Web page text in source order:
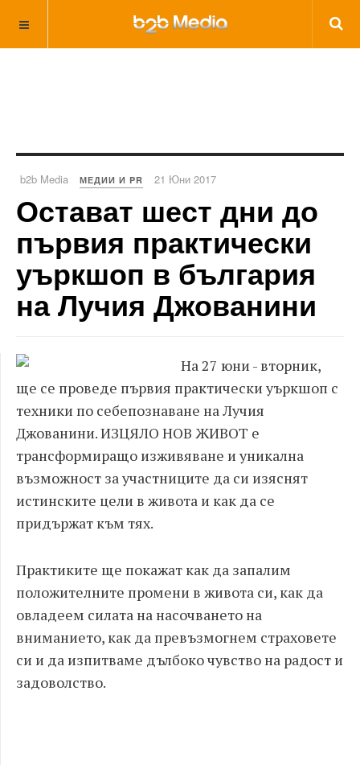
b2b Media МЕДИИ И PR 21 Юни 2017
Остават шест дни до
първия практически
уъркшоп в българия
на Лучия Джованини
На 27 юни - вторник,
ще се проведе първия практически уъркшоп с
техники по себепознаване на Лучия
Джованини. ИЗЦЯЛО НОВ ЖИВОТ е
трансформиращо изживяване и уникална
възможност за участниците да си изяснят
истинските цели в живота и как да се
придържат към тях.
Практиките ще покажат как да запалим
положителните промени в живота си, как да
овладеем силата на насочването на
вниманието, как да превъзмогнем страховете
си и да изпитваме дълбоко чувство на радост и
задоволство.